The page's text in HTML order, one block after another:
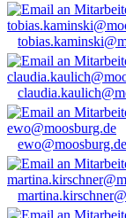
ewo@moosburg.de